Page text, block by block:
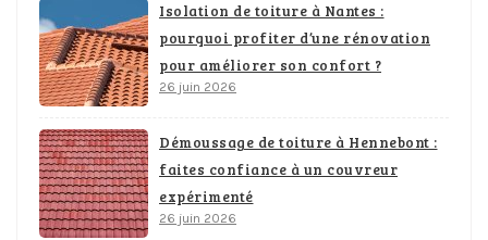
Isolation de toiture à Nantes :
pourquoi profiter d’une rénovation
pour améliorer son confort ?
26 juin 2026
Démoussage de toiture à Hennebont :
faites confiance à un couvreur
expérimenté
26 juin 2026